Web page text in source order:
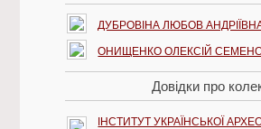
ДУБРОВІНА ЛЮБОВ
ОНИЩЕНКО ОЛЕКСІЙ
Довідки про
ІНСТИТУТ УКРАЇНСЬКОЇ